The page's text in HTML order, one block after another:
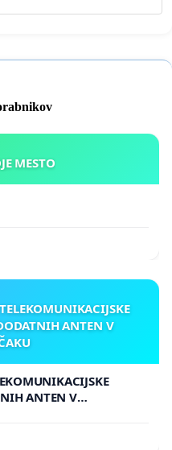
KAMNIK MOJE MESTO
ANTEN V
ANTEN V